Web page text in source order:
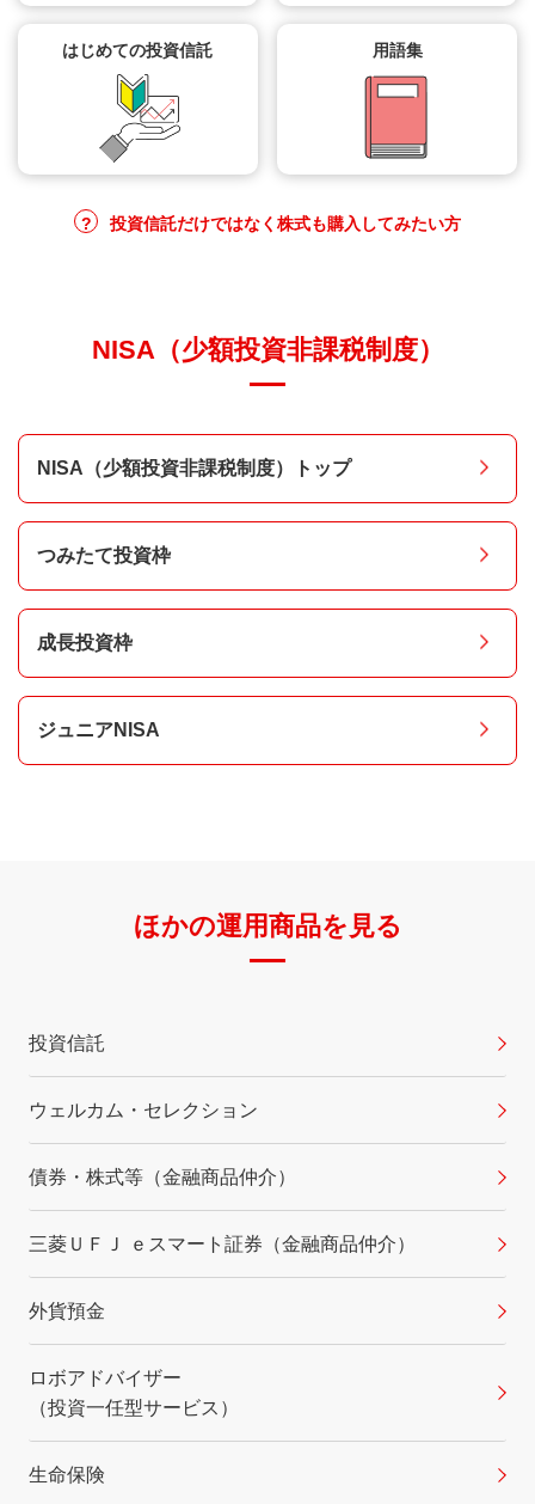
はじめての投資信託 用語集
投資信託だけではなく株式も購入してみたい方
NISA（少額投資非課税制度）
NISA（少額投資非課税制度）トップ
つみたて投資枠
成長投資枠
ジュニアNISA
ほかの運用商品を見る
投資信託
ウェルカム・セレクション
債券・株式等（金融商品仲介）
三菱ＵＦＪ ｅスマート証券（金融商品仲介）
外貨預金
ロボアドバイザー
（投資一任型サービス）
生命保険